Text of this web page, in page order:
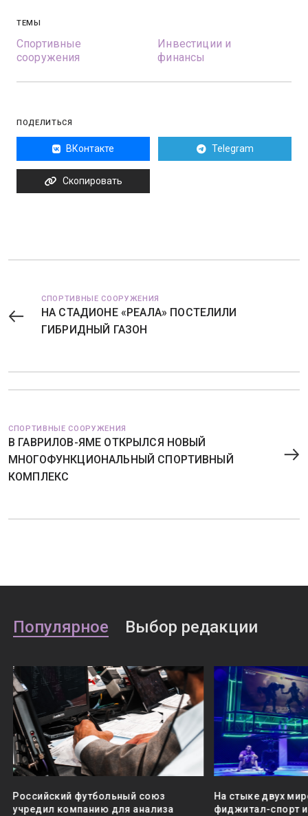
ТЕМЫ
Спортивные
сооружения
Инвестиции и
финансы
ПОДЕЛИТЬСЯ
ВКонтакте Telegram
Скопировать
СПОРТИВНЫЕ СООРУЖЕНИЯ
НА СТАДИОНЕ «РЕАЛА» ПОСТЕЛИЛИ
ГИБРИДНЫЙ ГАЗОН
СПОРТИВНЫЕ СООРУЖЕНИЯ
В ГАВРИЛОВ-ЯМЕ ОТКРЫЛСЯ НОВЫЙ
МНОГОФУНКЦИОНАЛЬНЫЙ СПОРТИВНЫЙ
КОМПЛЕКС
Популярное Выбор редакции
Российский футбольный союз
учредил компанию для анализа
На стыке двух
фиджитал-спорт